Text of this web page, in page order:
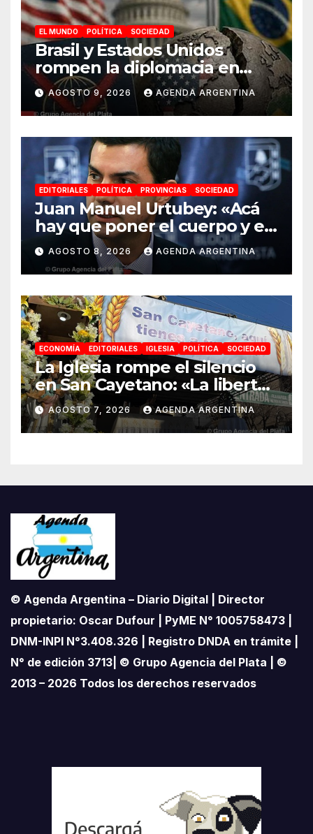
EL MUNDO POLÍTICA SOCIEDAD
Brasil y Estados Unidos
rompen la diplomacia en
plena campaña electoral
AGOSTO 9, 2026 AGENDA ARGENTINA
EDITORIALES POLÍTICA PROVINCIAS SOCIEDAD
Juan Manuel Urtubey: «Acá
hay que poner el cuerpo y el
alma. La Argentina tiene que
ir a la construcción de un
proyecto nacional»
AGOSTO 8, 2026 AGENDA ARGENTINA
ECONOMÍA EDITORIALES IGLESIA POLÍTICA SOCIEDAD
La Iglesia rompe el silencio
en San Cayetano: «La libertad
económica no puede ser
absoluta»
AGOSTO 7, 2026 AGENDA ARGENTINA
© Agenda Argentina – Diario Digital | Director
propietario: Oscar Dufour | PyME N° 1005758473 |
DNM-INPI N°3.408.326 | Registro DNDA en trámite |
N° de edición 3713| © Grupo Agencia del Plata | ©
2013 – 2026 Todos los derechos reservados